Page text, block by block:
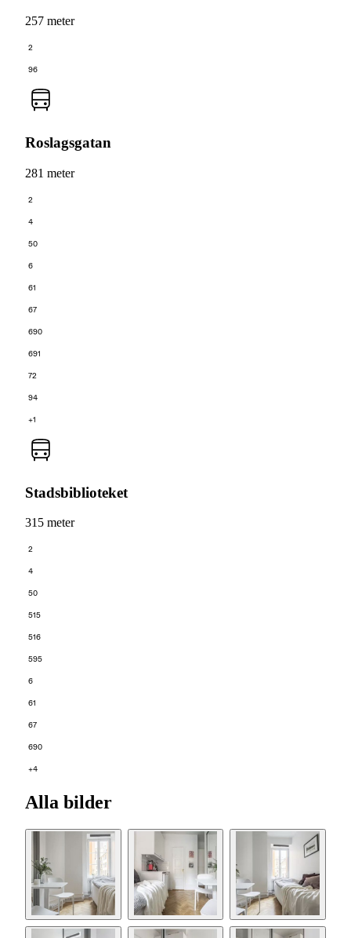
257 meter
2
96
Roslagsgatan
281 meter
2
4
50
6
61
67
690
691
72
94
+1
Stadsbiblioteket
315 meter
2
4
50
515
516
595
6
61
67
690
+4
Alla bilder